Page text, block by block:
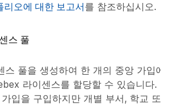
리오에 대한 보고서를 참조하십시오.
스 풀
스 풀을 생성하여 한 개의 중앙 가입에
라이센스를 할당할 수 있습니다. 이
입을 구입하지만 개별 부서, 학교 또